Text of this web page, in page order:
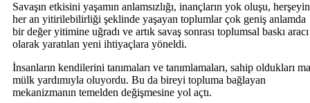
Savaşın etkisini yaşamın anlamsızlığı, inançların yok oluşu, herşeyin
her an yitirilebilirliği şeklinde yaşayan toplumlar çok geniş anlamda
bir değer yitimine uğradı ve artık savaş sonrası toplumsal baskı aracı
olarak yaratılan yeni ihtiyaçlara yöneldi.
İnsanların kendilerini tanımaları ve tanımlamaları, sahip oldukları
mülk yardımıyla oluyordu. Bu da bireyi topluma bağlayan
mekanizmanın temelden değişmesine yol açtı.